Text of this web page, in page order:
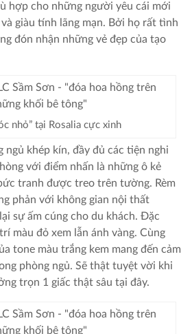
hợp cho những người yêu cái mới
giàu tính lãng mạn. Bởi họ rất tình
đón nhận những vẻ đẹp của tạo
nhỏ” tại Rosalia cực xinh
ngủ khép kín, đầy đủ các tiện nghi
với điểm nhấn là những ô kẻ
tranh được treo trên tường. Rèm
phản với không gian nội thất
sự ấm cúng cho du khách. Đặc
màu đỏ xem lẫn ánh vàng. Cùng
tone màu trắng kem mang đến cảm
phòng ngủ. Sẽ thật tuyệt vời khi
trọn 1 giấc thật sâu tại đây.